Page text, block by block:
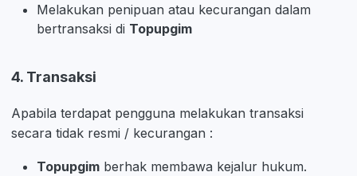
Melakukan penipuan atau kecurangan dalam
bertransaksi di Topupgim
4. Transaksi
Apabila terdapat pengguna melakukan transaksi
secara tidak resmi / kecurangan :
Topupgim berhak membawa kejalur hukum.